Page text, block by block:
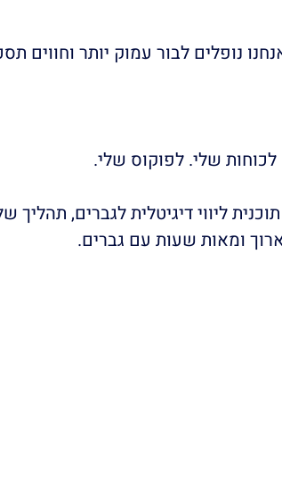
נופלים לבור עמוק יותר וחווים
שלי. לפוקוס שלי.
ומאות שעות עם גברים.